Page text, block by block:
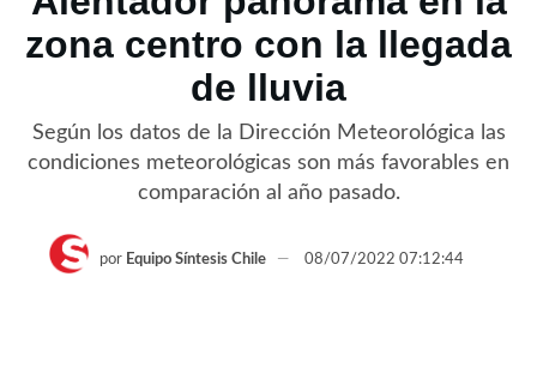
zona centro con la llegada
de lluvia
Según los datos de la Dirección Meteorológica las
condiciones meteorológicas son más favorables en
comparación al año pasado.
por Equipo Síntesis Chile 08/07/2022 07:12:44